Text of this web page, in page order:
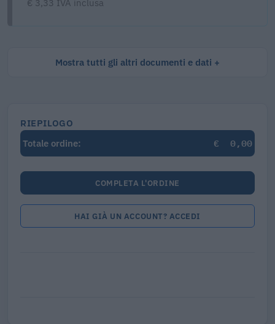
€ 3,33 IVA inclusa
Mostra tutti gli altri documenti e dati
RIEPILOGO
Totale ordine:
€ 0,00
COMPLETA L'ORDINE
HAI GIÀ UN ACCOUNT? ACCEDI